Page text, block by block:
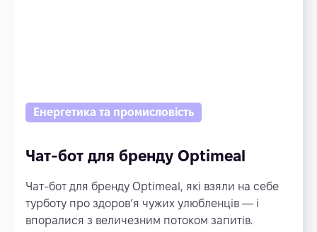
Енергетика та промисловість
Чат-бот для бренду Optimeal
Чат-бот для бренду Optimeal, які взяли на себе
турботу про здоров’я чужих улюбленців — і
впоралися з величезним потоком запитів.